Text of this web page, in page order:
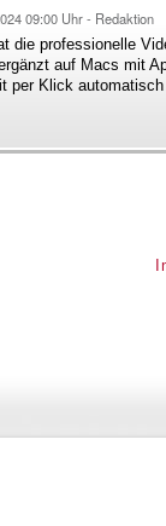
09:00 Uhr - Redaktion
die professionelle
auf Macs mit
per Klick